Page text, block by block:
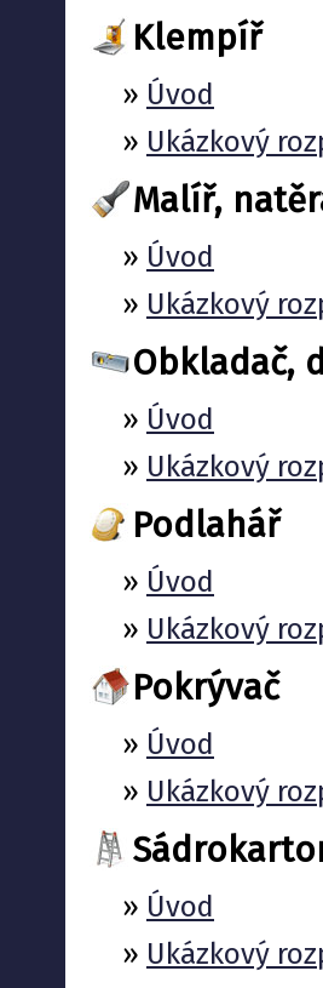
Klempíř
» Úvod
» Ukázkový
Malíř,
» Úvod
» Ukázkový
Obkladač,
» Úvod
» Ukázkový
Podlahář
» Úvod
» Ukázkový
Pokrývač
» Úvod
» Ukázkový
» Úvod
» Ukázkový